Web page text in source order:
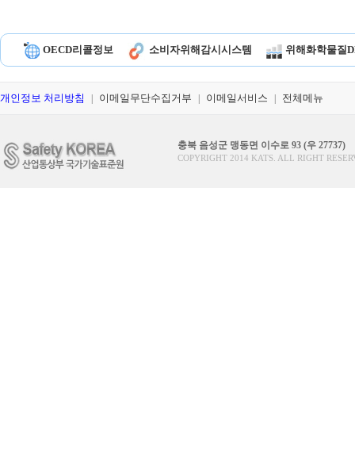
OECD리콜정보 소비자위해감시시스템 위해화학물질
개인정보 처리방침 이메일무단수집거부 이메일서비스 전체메뉴
충북 음성군 맹동면 이수로 93 (우 27737)
COPYRIGHT 2014 KATS. ALL RIGHT